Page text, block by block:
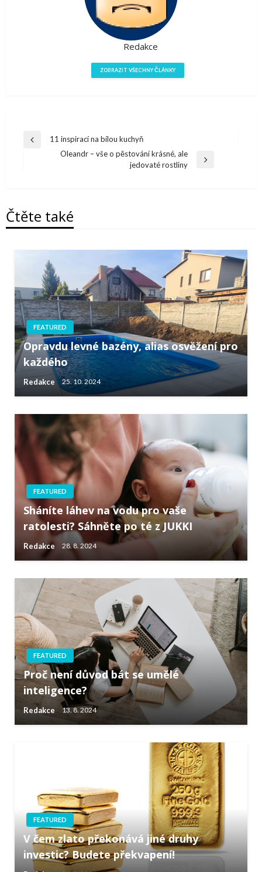
Redakce
ZOBRAZIT VŠECHNY ČLÁNKY
Navigace
Předchazí11 inspirací na bílou kuchyň
Oleandr – vše o pěstování krásné, ale
jedovaté rostliny
Čtěte také
FEATURED
Opravdu levné bazény, alias osvěžení pro
každého
Redakce 25. 10. 2024
FEATURED
Sháníte láhev na vodu pro vaše
ratolesti? Sáhněte po té z JUKKI
Redakce 28. 8. 2024
FEATURED
Proč není důvod bát se umělé
inteligence?
Redakce 13. 8. 2024
FEATURED
V čem zlato překonává jiné druhy
investic? Budete překvapení!